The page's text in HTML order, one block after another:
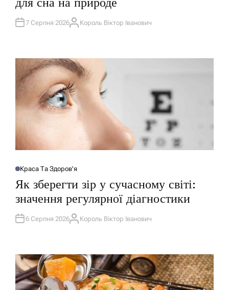
Л
І
У
В
7 Серпня 2026А
Король Віктор Іванович
О
У
Л
І
У
В
Краса Та Здоров'я
Як зберегти зір у сучасному світі:
значення регулярної діагностики
6 Серпня 2026А
Король Віктор Іванович